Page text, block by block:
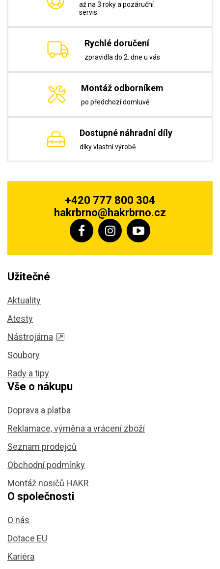
až na 3 roky a pozáruční
servis
Rychlé doručení
zpravidla do 2. dne u vás
Montáž odborníkem
po předchozí domluvě
Dostupné náhradní díly
díky vlastní výrobě
+420 777 800 304
hakrbrno@hakrbrno.cz
Užitečné
Aktuality
Atesty
Nástrojárna
Soubory
Rady a tipy
Vše o nákupu
Doprava a platba
Reklamace, výměna a vrácení zboží
Seznam prodejců
Obchodní podmínky
Montáž nosičů HAKR
O společnosti
O nás
Dotace EU
Kariéra